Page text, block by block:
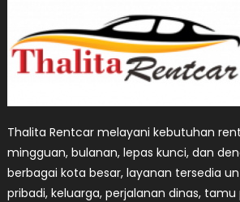
Thalita Rentcar melayani kebutuhan
mingguan, bulanan, lepas kunci, dan
berbagai kota besar, layanan tersedia
pribadi, keluarga, perjalanan dinas,